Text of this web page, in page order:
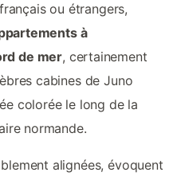
ou étrangers,
à
de mer, certainement
cabines de Juno
colorée le long de la
normande.
alignées, évoquent